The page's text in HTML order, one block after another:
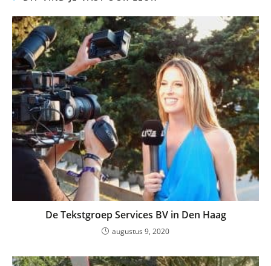
De Tekstgroep Services BV in Den Haag
augustus 9, 2020